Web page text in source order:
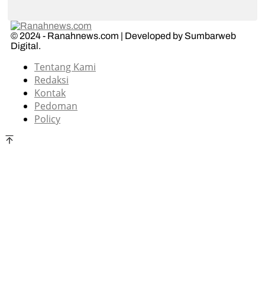
© 2024 - Ranahnews.com | Developed by Sumbarweb
Digital.
Tentang Kami
Redaksi
Kontak
Pedoman
Policy